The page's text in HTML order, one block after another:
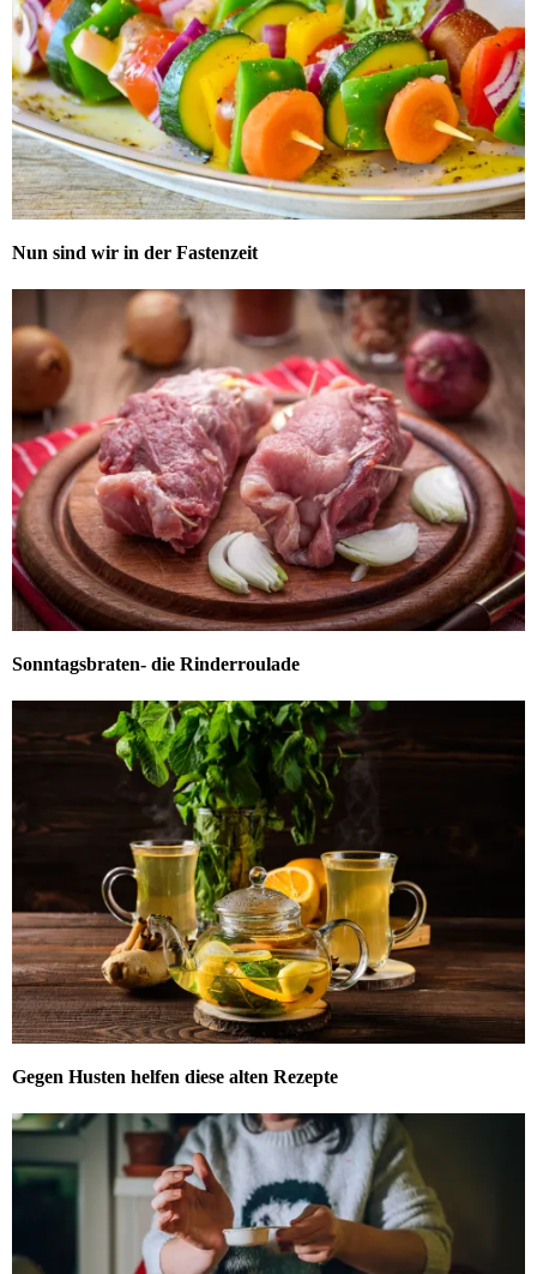
Nun sind wir in der Fastenzeit
Sonntagsbraten- die Rinderroulade
Gegen Husten helfen diese alten Rezepte